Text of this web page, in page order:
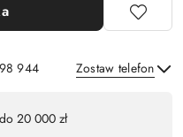
944 Zostaw telefon
20 000 zł